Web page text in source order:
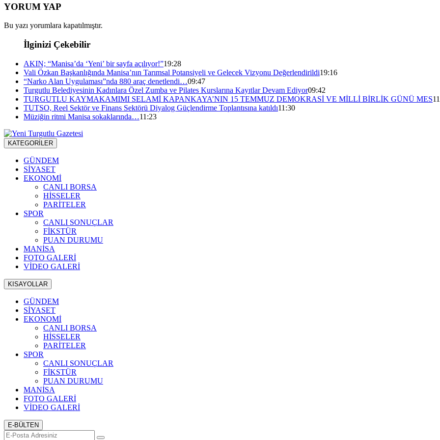
YORUM YAP
Bu yazı yorumlara kapatılmıştır.
İlginizi Çekebilir
AKIN; “Manisa’da ‘Yeni’ bir sayfa açılıyor!”19:28
Vali Özkan Başkanlığında Manisa’nın Tarımsal Potansiyeli ve Gelecek Vizyonu Değerlendirildi19:16
“Narko Alan Uygulaması”nda 880 araç denetlendi…09:47
Turgutlu Belediyesinin Kadınlara Özel Zumba ve Pilates Kurslarına Kayıtlar Devam Ediyor09:42
TURGUTLU KAYMAKAMIMI SELAMİ KAPANKAYA’NIN 15 TEMMUZ DEMOKRASİ VE MİLLİ BİRLİK GÜNÜ MES
TUTSO, Reel Sektör ve Finans Sektörü Diyalog Güçlendirme Toplantısına katıldı11:30
Müziğin ritmi Manisa sokaklarında…11:23
KATEGORİLER
GÜNDEM
SİYASET
EKONOMİ
CANLI BORSA
HİSSELER
PARİTELER
SPOR
CANLI SONUÇLAR
FİKSTÜR
PUAN DURUMU
MANİSA
FOTO GALERİ
VİDEO GALERİ
KISAYOLLAR
GÜNDEM
SİYASET
EKONOMİ
CANLI BORSA
HİSSELER
PARİTELER
SPOR
CANLI SONUÇLAR
FİKSTÜR
PUAN DURUMU
MANİSA
FOTO GALERİ
VİDEO GALERİ
E-BÜLTEN